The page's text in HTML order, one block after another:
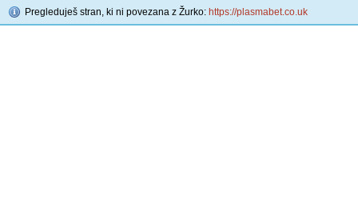
Pregleduješ stran, ki ni povezana z Žurko: https://plasmabet.co.uk